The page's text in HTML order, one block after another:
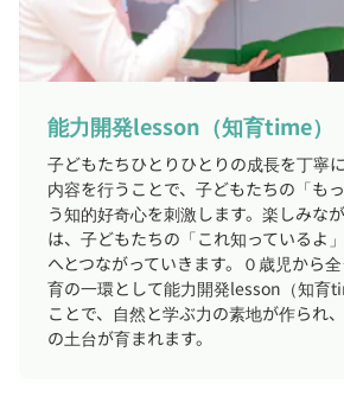
能力開発lesson（知育time）
子どもたちひとりひとりの成長を丁寧
内容を行うことで、子どもたちの「も
う知的好奇心を刺激します。楽しみな
は、子どもたちの「これ知っているよ
へとつながっていきます。０歳児から
育の一環として能力開発lesson（知育
ことで、自然と学ぶ力の素地が作られ
の土台が育まれます。